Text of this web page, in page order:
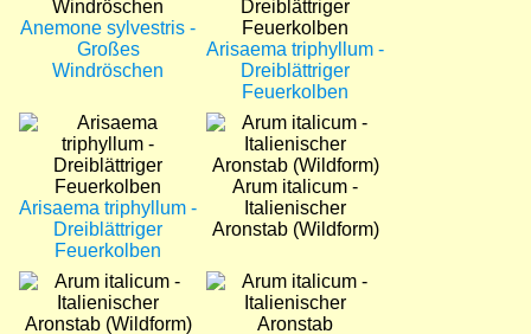
Anemone sylvestris -
Großes
Windröschen
Arisaema triphyllum -
Dreiblättriger
Feuerkolben
Bild
Arisaema triphyllum -
Dreiblättriger
Feuerkolben
Bild
Arum italicum -
Italienischer
Aronstab (Wildform)
Bild Bild